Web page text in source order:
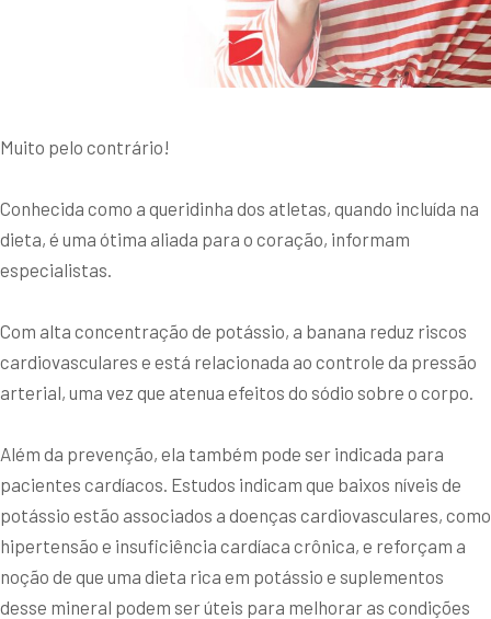
Muito pelo contrário!
Conhecida como a queridinha dos atletas, quando incluída na
dieta, é uma ótima aliada para o coração, informam
especialistas.
Com alta concentração de potássio, a banana reduz riscos
cardiovasculares e está relacionada ao controle da pressão
arterial, uma vez que atenua efeitos do sódio sobre o corpo.
Além da prevenção, ela também pode ser indicada para
pacientes cardíacos. Estudos indicam que baixos níveis de
potássio estão associados a doenças cardiovasculares, como
hipertensão e insuficiência cardíaca crônica, e reforçam a
noção de que uma dieta rica em potássio e suplementos
desse mineral podem ser úteis para melhorar as condições